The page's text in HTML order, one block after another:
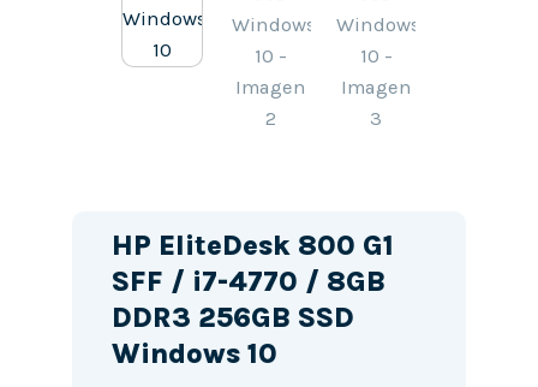
HP EliteDesk 800 G1
SFF / i7-4770 / 8GB
DDR3 256GB SSD
Windows 10